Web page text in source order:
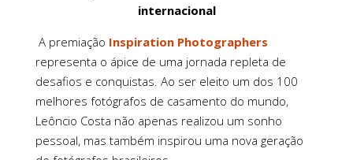
internacional
A premiação Inspiration Photographers
representa o ápice de uma jornada repleta de
desafios e conquistas. Ao ser eleito um dos 100
melhores fotógrafos de casamento do mundo,
Leôncio Costa não apenas realizou um sonho
pessoal, mas também inspirou uma nova geração